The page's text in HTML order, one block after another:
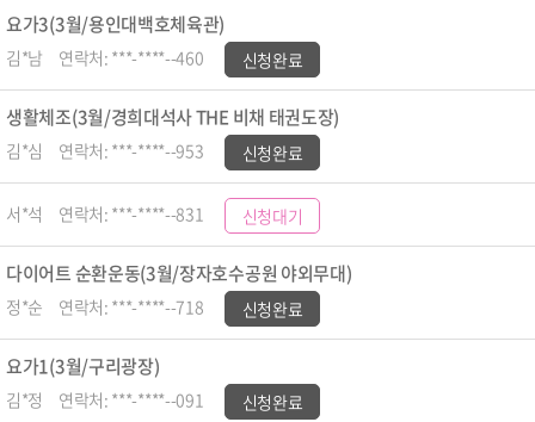
요가3(3월/용인대백호체육관)
김*남 연락처: ***-****--460 신청완료
생활체조(3월/경희대석사 THE 비채 태권도장)
김*심 연락처: ***-****--953 신청완료
서*석 연락처: ***-****--831 신청대기
다이어트 순환운동(3월/장자호수공원 야외무대)
정*순 연락처: ***-****--718 신청완료
요가1(3월/구리광장)
김*정 연락처: ***-****--091 신청완료